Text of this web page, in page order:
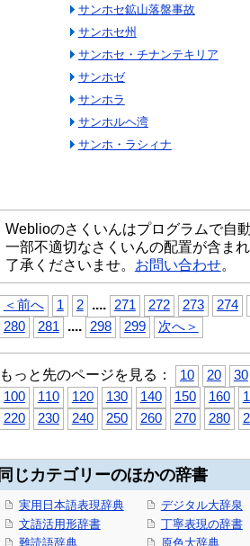
サンホセ鉱山落盤事故
サンホセ州
サンホセ・チナンテキリア
サンホゼ
サンホラ
サンホルヘ湾
サンホ・ラシィナ
Weblioのさくいんはプログラムで自
一部不適切なさくいんの配置が含ま
了承くださいませ。 お問い合わせ。
＜前へ 1 2 .... 271 272 273
274
280
281 .... 298 299 次へ＞
もっと先のページを見る： 10 20
30
100
110 120 130 140 150 160
220
230 240 250 260 270 280
同じカテゴリーのほかの辞書
実用日本語表現辞典
文語活用形辞書
難読語辞典
デジタル大辞泉
丁寧表現の辞書
原色大辞典